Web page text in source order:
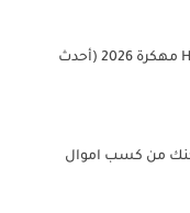
تحميل هاي داي Hay Day مهكرة 2026 (أحدث
من كسب اموال